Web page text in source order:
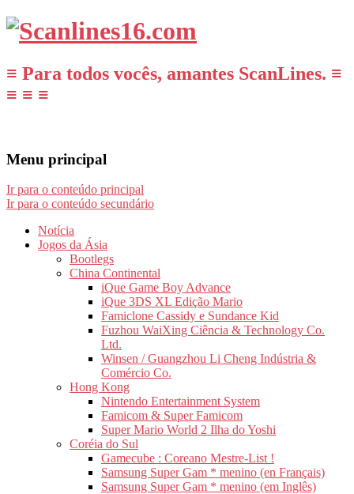
≡ Para todos vocês, amantes ScanLines. ≡
≡ ≡ ≡
Menu principal
Ir para o conteúdo principal
Ir para o conteúdo secundário
Notícia
Jogos da Ásia
Bootlegs
China Continental
iQue Game Boy Advance
iQue 3DS XL Edição Mario
Famiclone Cassidy e Sundance Kid
Fuzhou WaiXing Ciência & Technology Co.
Ltd.
Winsen / Guangzhou Li Cheng Indústria &
Comércio Co.
Hong Kong
Nintendo Entertainment System
Famicom & Super Famicom
Super Mario World 2 Ilha do Yoshi
Coréia do Sul
Gamecube : Coreano Mestre-List !
Samsung Super Gam * menino (en Français)
Samsung Super Gam * menino (em Inglês)